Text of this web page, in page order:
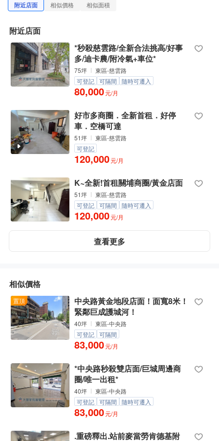
附近店面 相似價格 相似面積
附近店面
*秒殺慈雲路/全新合法挑高/好事
多/迪卡農/附冷氣+車位*
75坪
東區-慈雲路
可登記 可隔間 隨時可遷入
80,000元/月
好市多商圈．全新首租．好停
車．空橋可達
51坪
東區-慈雲路
可登記
120,000元/月
K~全新!首租關埔商圈/黃金店面
51坪
東區-慈雲路
可登記 可隔間 隨時可遷入
120,000元/月
查看更多
相似價格
置頂
中央路黃金地段店面！面寬8米！
緊鄰巨成護城河！
40坪
東區-中央路
可登記 可隔間
83,000元/月
*中央路秒殺雙店面/巨城周邊商
圈/唯一出租*
40坪
東區-中央路
可登記 可隔間 隨時可遷入
83,000元/月
.重磅釋出.站前麥當勞肯德基附